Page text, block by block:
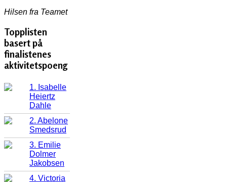
Hilsen fra Teamet
Topplisten
basert på
finalistenes
aktivitetspoeng
1. Isabelle
Heiertz
Dahle
2. Abelone
Smedsrud
3. Emilie
Dolmer
Jakobsen
4. Victoria